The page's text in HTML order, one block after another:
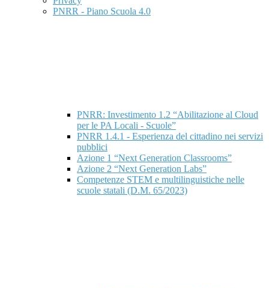
PNRR - Piano Scuola 4.0
PNRR: Investimento 1.2 “Abilitazione al Cloud
per le PA Locali - Scuole”
PNRR 1.4.1 - Esperienza del cittadino nei servizi
pubblici
Azione 1 “Next Generation Classrooms”
Azione 2 “Next Generation Labs”
Competenze STEM e multilinguistiche nelle
scuole statali (D.M. 65/2023)